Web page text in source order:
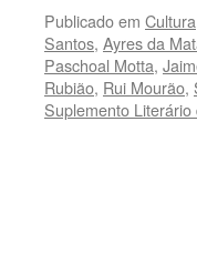
Publicado em Cultura
Santos, Ayres da
Paschoal Motta,
Rubião, Rui Mourão,
Suplemento